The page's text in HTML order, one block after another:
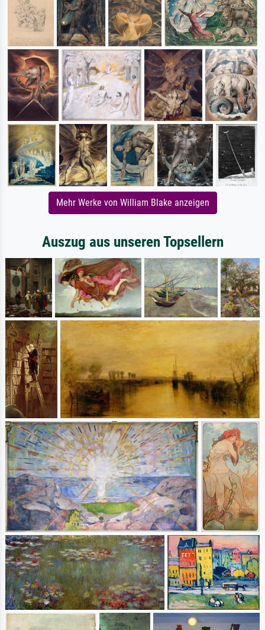
Mehr Werke von William Blake anzeigen
Auszug aus unseren Topsellern